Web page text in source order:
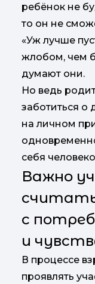
ребёнок не
то он не
«Уж лучше
жлобом, чем
думают они.
Но ведь
заботиться о
на личном
себя
Важно
с
и
В процессе
проявлять